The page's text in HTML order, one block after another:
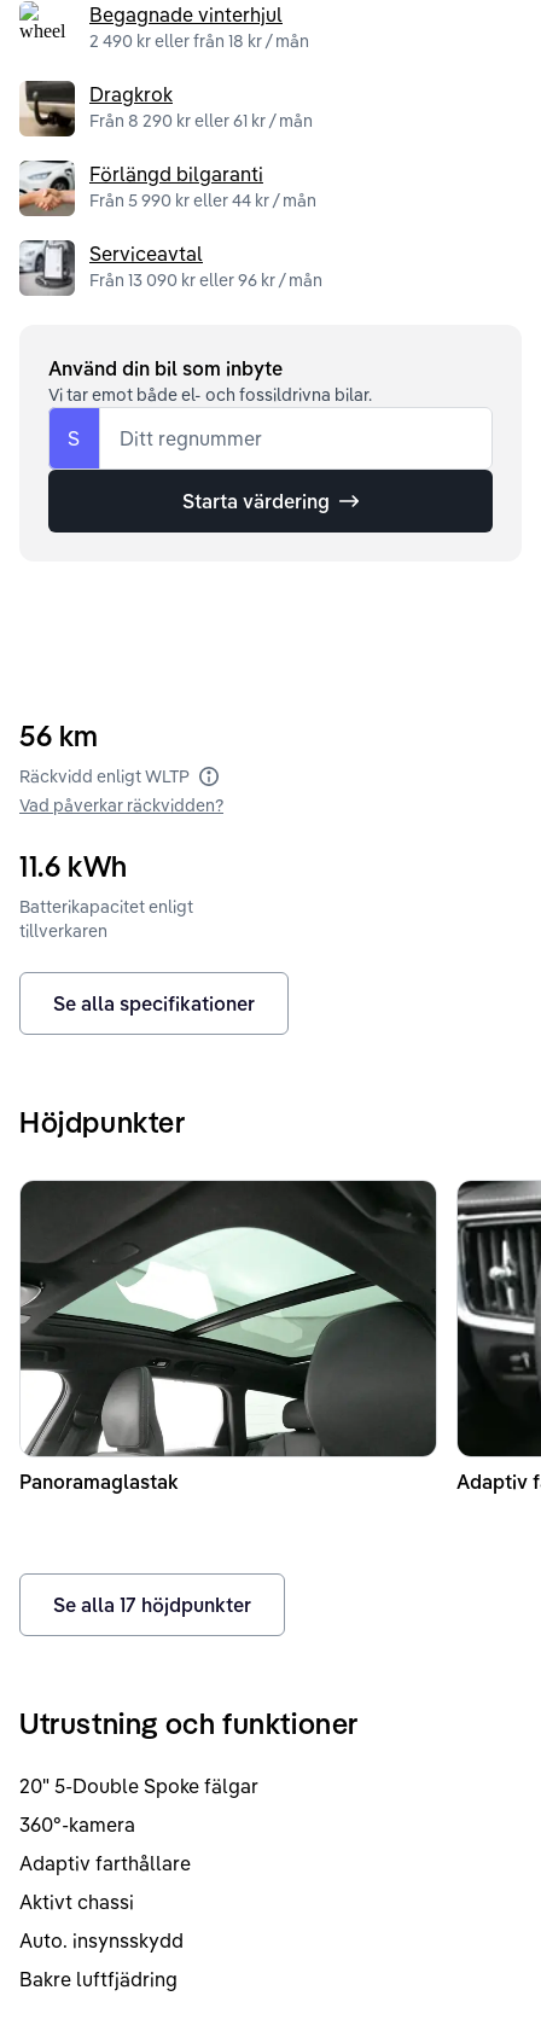
Begagnade vinterhjul
2 490 kr eller från 18 kr / mån
Dragkrok
Från 8 290 kr eller 61 kr / mån
Förlängd bilgaranti
Från 5 990 kr eller 44 kr / mån
Serviceavtal
Från 13 090 kr eller 96 kr / mån
Använd din bil som inbyte
Vi tar emot både el- och fossildrivna bilar.
S Ditt regnummer
Starta värdering
56 km
Räckvidd enligt WLTP
Vad påverkar räckvidden?
11.6 kWh
Batterikapacitet enligt
tillverkaren
Se alla specifikationer
Höjdpunkter
Panoramaglastak Adaptiv
Se alla 17 höjdpunkter
Utrustning och funktioner
20" 5-Double Spoke fälgar
360°-kamera
Adaptiv farthållare
Aktivt chassi
Auto. insynsskydd
Bakre luftfjädring